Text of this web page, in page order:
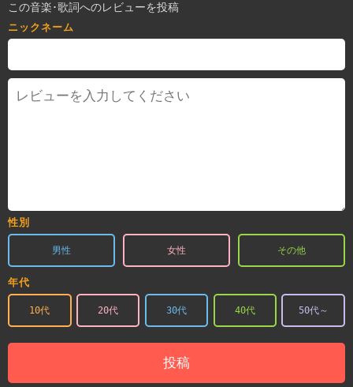
この音楽･歌詞へのレビューを投稿
ニックネーム
性別
男性 女性 その他
年代
10代 20代 30代 40代 50代～
投稿